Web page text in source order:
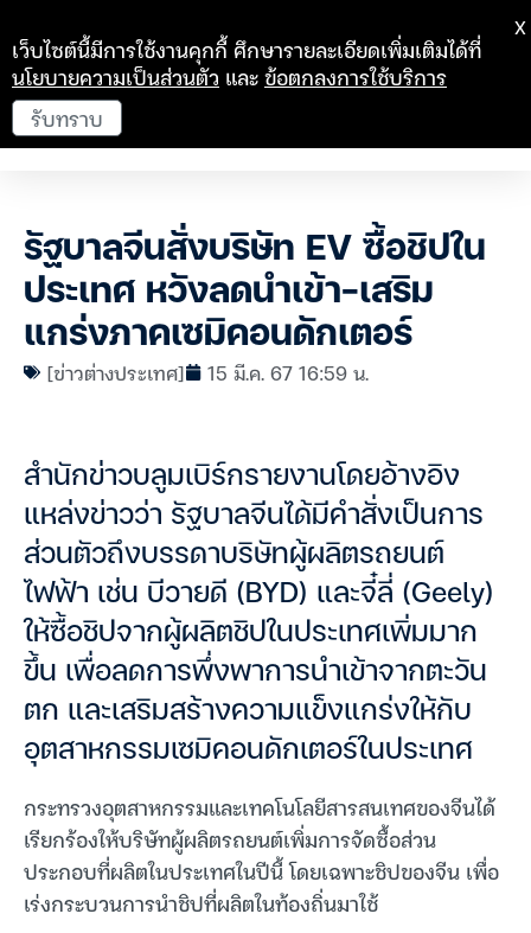
รัฐบาลจีนสั่งบริษัท EV ซื้อชิปใน
ประเทศ หวังลดนำเข้า-เสริม
แกร่งภาคเซมิคอนดักเตอร์
[ข่าวต่างประเทศ] 15 มี.ค. 67 16:59 น.
สำนักข่าวบลูมเบิร์กรายงานโดยอ้างอิง
แหล่งข่าวว่า รัฐบาลจีนได้มีคำสั่งเป็นการ
ส่วนตัวถึงบรรดาบริษัทผู้ผลิตรถยนต์
ไฟฟ้า เช่น บีวายดี (BYD) และจี๋ลี่ (Geely)
ให้ซื้อชิปจากผู้ผลิตชิปในประเทศเพิ่มมาก
ขึ้น เพื่อลดการพึ่งพาการนำเข้าจากตะวัน
ตก และเสริมสร้างความแข็งแกร่งให้กับ
อุตสาหกรรมเซมิคอนดักเตอร์ในประเทศ
กระทรวงอุตสาหกรรมและเทคโนโลยีสารสนเทศของจีนได้
เรียกร้องให้บริษัทผู้ผลิตรถยนต์เพิ่มการจัดซื้อส่วน
ประกอบที่ผลิตในประเทศในปีนี้ โดยเฉพาะชิปของจีน เพื่อ
เร่งกระบวนการนำชิปที่ผลิตในท้องถิ่นมาใช้
เว็บไซต์นี้มีการใช้งานคุกกี้ ศึกษารายละเอียดเพิ่มเติมได้ที่
นโยบายความเป็นส่วนตัว และข้อตกลงการใช้บริการ
รับทราบ
X